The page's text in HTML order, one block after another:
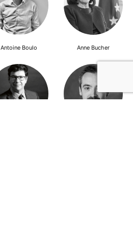
Antoine Boulo Anne Bucher